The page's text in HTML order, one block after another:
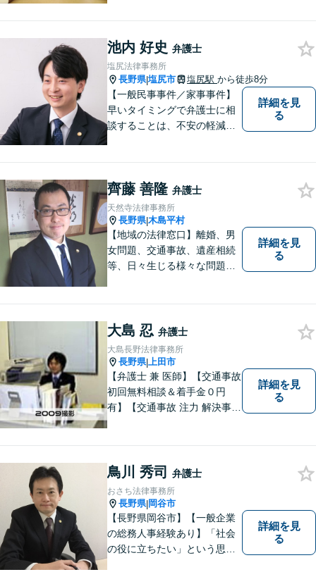
池内 好史 弁護士
塩尻法律事務所
長野県|塩尻市 塩尻駅 から徒歩8分
【一般民事事件／家事事件】
早いタイミングで弁護士に相
談することは、不安の軽減、
さい。
詳細を見
る
齊藤 善隆 弁護士
天然寺法律事務所
長野県|木島平村
【地域の法律窓口】離婚、男
女問題、交通事故、遺産相続
等、日々生じる様々な問題に
詳細を見
る
大島 忍 弁護士
大島長野法律事務所
長野県|上田市
【弁護士 兼 医師】【交通事故
初回無料相談＆着手金０円
有】【交通事故 注力 解決事例
害など、難易度の高い事案に
も医学的視点を踏まえ、最も
よい解決を得られるよう尽力
します。
詳細を見
る
鳥川 秀司 弁護士
おさち法律事務所
長野県|岡谷市
【長野県岡谷市】【一般企業
の総務人事経験あり】「社会
の役に立ちたい」という思い
詳細を見
る